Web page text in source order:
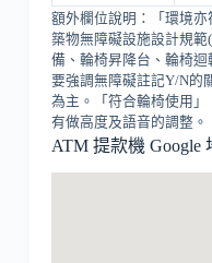
額外欄位說明：「環境
築物無障礙設施設計規
備、輪椅昇降台、輪椅
要強調無障礙註記Y/N的
為主。「符合輪椅使用
有做高度及語音的調整。
ATM 提款機 Google